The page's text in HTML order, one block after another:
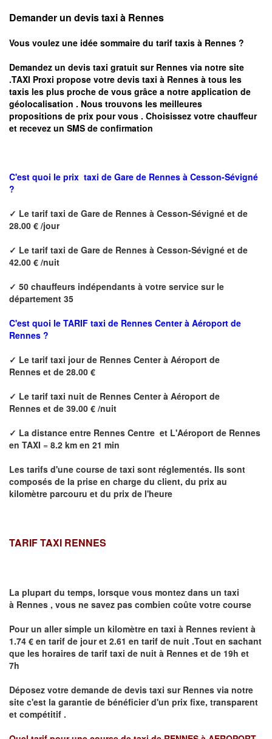
Demander un devis taxi à Rennes
Vous voulez une idée sommaire du tarif taxis à Rennes ?
Demandez un devis taxi gratuit sur Rennes via notre site
.TAXI Proxi propose votre devis taxi à Rennes à tous les
taxis les plus proche de vous grâce a notre application de
géolocalisation . Nous trouvons les meilleures
propositions de prix pour vous . Choisissez votre chauffeur
et recevez un SMS de confirmation
C'est quoi le prix taxi de Gare de Rennes à Cesson-Sévigné
?
✓ Le tarif taxi de Gare de Rennes à Cesson-Sévigné et de
28.00 € /jour
✓ Le tarif taxi de Gare de Rennes à Cesson-Sévigné et de
42.00 € /nuit
✓ 50 chauffeurs indépendants à votre service sur le
département 35
C'est quoi le TARIF taxi de Rennes Center à Aéroport de
Rennes ?
✓ Le tarif taxi jour de Rennes Center à Aéroport de
Rennes et de 28.00 €
✓ Le tarif taxi nuit de Rennes Center à Aéroport de
Rennes et de 39.00 € /nuit
✓ La distance entre Rennes Centre et L'Aéroport de Rennes
en TAXI = 8.2 km en 21 min
Les tarifs d'une course de taxi sont réglementés. Ils sont
composés de la prise en charge du client, du prix au
kilomètre parcouru et du prix de l'heure
TARIF TAXI RENNES
La plupart du temps, lorsque vous montez dans un taxi
à Rennes , vous ne savez pas combien coûte votre course
Pour un aller simple un kilomètre en taxi à Rennes revient à
1.74 € en tarif de jour et 2.61 en tarif de nuit .Tout en sachant
que les horaires de tarif taxi de nuit à Rennes et de 19h et
7h
Déposez votre demande de devis taxi sur Rennes via notre
site c'est la garantie de bénéficier d'un prix fixe, transparent
et compétitif .